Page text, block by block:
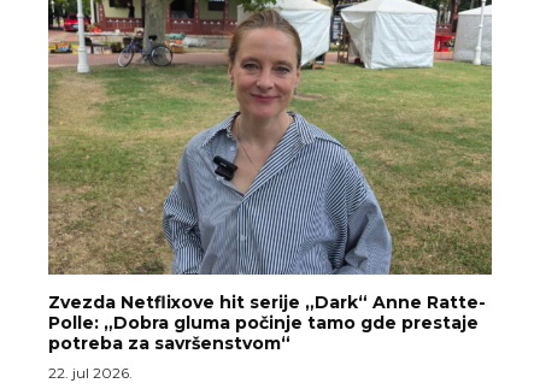
Zvezda Netflixove hit serije „Dark“ Anne Ratte-
Polle: „Dobra gluma počinje tamo gde prestaje
potreba za savršenstvom“
22. jul 2026.